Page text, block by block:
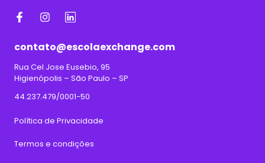
contato@escolaexchange.com
Rua Cel Jose Eusebio, 95
Higienópolis – São Paulo – SP
44.237.479/0001-50
Política de Privacidade
Termos e condições